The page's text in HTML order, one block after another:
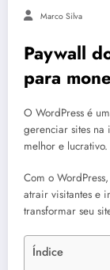
Marco Silva
Paywall
para
O WordPress é
gerenciar sites na
melhor e lucrativo.
Com o
atrair visitantes e
transformar seu
Índice